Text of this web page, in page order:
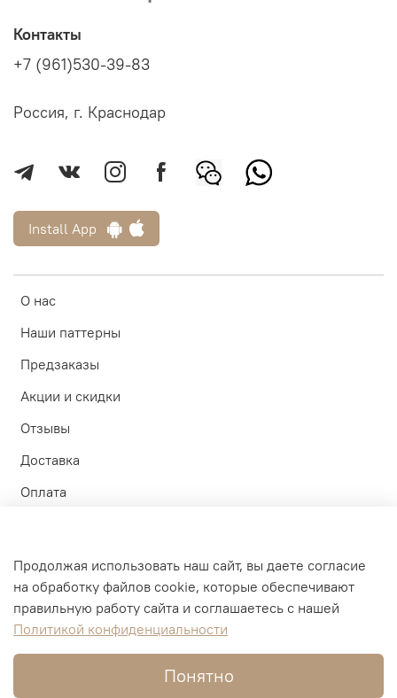
О нас
Наши паттерны
Предзаказы
Акции и скидки
Отзывы
Доставка
Оплата
Личный кабинет
Оферта и политика конфиденциальности
Пользовательское соглашение
Контакты
+7 (961)530-39-83
Россия, г. Краснодар
Install App
Продолжая использовать наш сайт, вы даете согласие
на обработку файлов cookie, которые обеспечивают
правильную работу сайта и соглашаетесь с нашей
Политикой конфиденциальности
Понятно